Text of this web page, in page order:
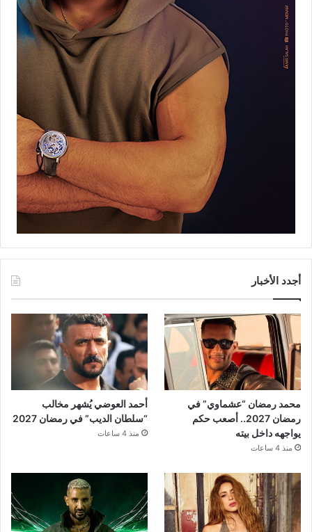
أجدد الأخبار
محمد رمضان “عشماوي” في
رمضان 2027.. أصعب حكم
يواجهه داخل بيته
منذ 4 ساعات
أحمد العوضي يُشهر مخالب
“سلطان الديب” في رمضان 2027
منذ 4 ساعات